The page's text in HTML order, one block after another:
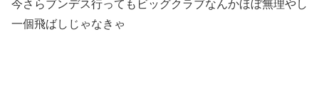
今さらブンデス行ってもビッグクラブなんかほぼ無理やし
一個飛ばしじゃなきゃ